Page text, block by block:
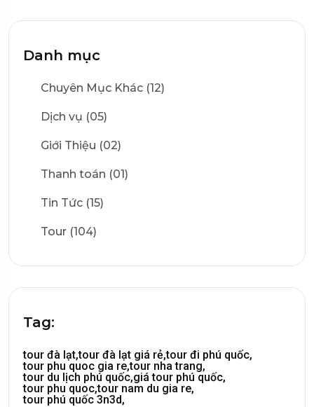
Danh mục
Chuyên Mục Khác (12)
Dịch vụ (05)
Giới Thiệu (02)
Thanh toán (01)
Tin Tức (15)
Tour (104)
Tag:
tour đà lạt,tour đà lạt giá rẻ,tour đi phú quốc,
tour phu quoc gia re,tour nha trang,
tour du lịch phú quốc,giá tour phú quốc,
tour phu quoc,tour nam du gia re,
tour phú quốc 3n3d,